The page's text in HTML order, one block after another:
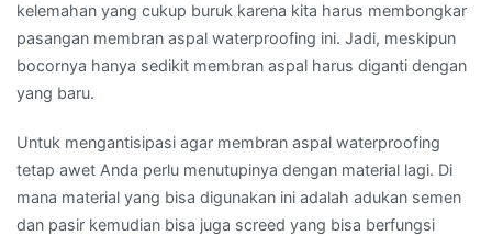
kelemahan yang cukup buruk karena kita harus membongkar
pasangan membran aspal waterproofing ini. Jadi, meskipun
bocornya hanya sedikit membran aspal harus diganti dengan
yang baru.
Untuk mengantisipasi agar membran aspal waterproofing
tetap awet Anda perlu menutupinya dengan material lagi. Di
mana material yang bisa digunakan ini adalah adukan semen
dan pasir kemudian bisa juga screed yang bisa berfungsi